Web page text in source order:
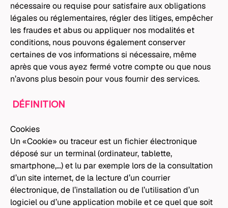
nécessaire ou requise pour satisfaire aux obligations
légales ou réglementaires, régler des litiges, empêcher
les fraudes et abus ou appliquer nos modalités et
conditions, nous pouvons également conserver
certaines de vos informations si nécessaire, même
après que vous ayez fermé votre compte ou que nous
n’avons plus besoin pour vous fournir des services.
DÉFINITION
Cookies
Un «Cookie» ou traceur est un fichier électronique
déposé sur un terminal (ordinateur, tablette,
smartphone,…) et lu par exemple lors de la consultation
d’un site internet, de la lecture d’un courrier
électronique, de l’installation ou de l’utilisation d’un
logiciel ou d’une application mobile et ce quel que soit